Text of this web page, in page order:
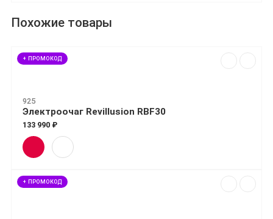
Похожие товары
+ ПРОМОКОД
925
Электроочаг Revillusion RBF30
133 990 ₽
+ ПРОМОКОД